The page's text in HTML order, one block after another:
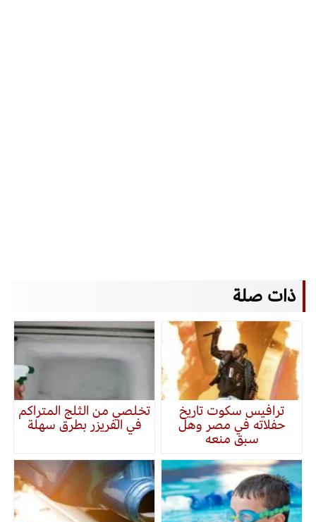
ذات صلة
ترافيس سكوت تاريخ
حفلاته في مصر وهل
سبق منعه
تخلصي من الثلج المتراكم
في الفريزر بطرق سهلة